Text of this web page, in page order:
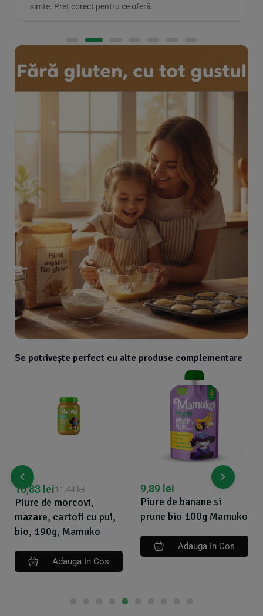
simte. Preț corect pentru ce oferă.
Se potrivește perfect cu alte produse complementare
Piure de morcovi,
mazare, cartofi cu pui,
bio, 190g, Mamuko
11,44lei
10,83 lei
Adauga In Cos
Piure de banane si
prune bio 100g Mamuko
9,89 lei
Adauga In Cos